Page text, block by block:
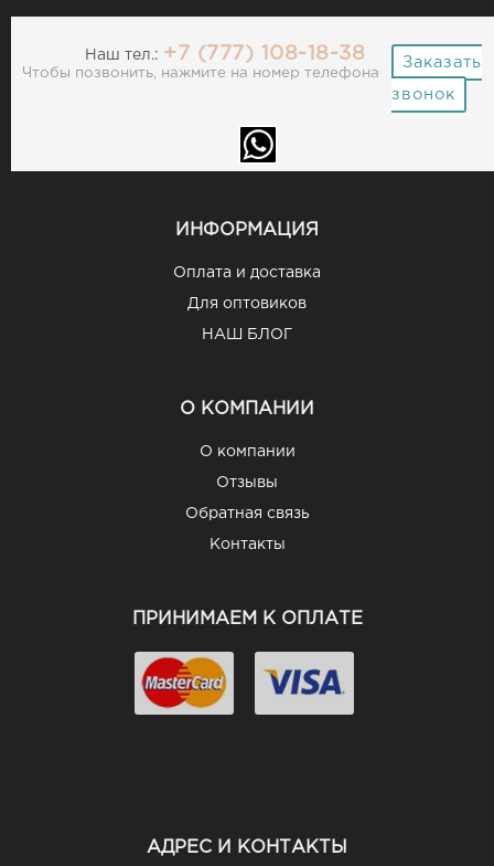
Наш тел.: +7 (777) 108-18-38
Чтобы позвонить, нажмите на номер телефона
Заказать
звонок
ИНФОРМАЦИЯ
Оплата и доставка
Для оптовиков
НАШ БЛОГ
О КОМПАНИИ
О компании
Отзывы
Обратная связь
Контакты
ПРИНИМАЕМ К ОПЛАТЕ
АДРЕС И КОНТАКТЫ